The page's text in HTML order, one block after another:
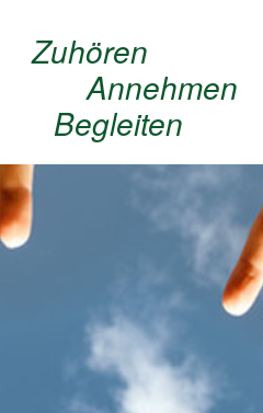
Zuhören
Annehmen
Begleiten